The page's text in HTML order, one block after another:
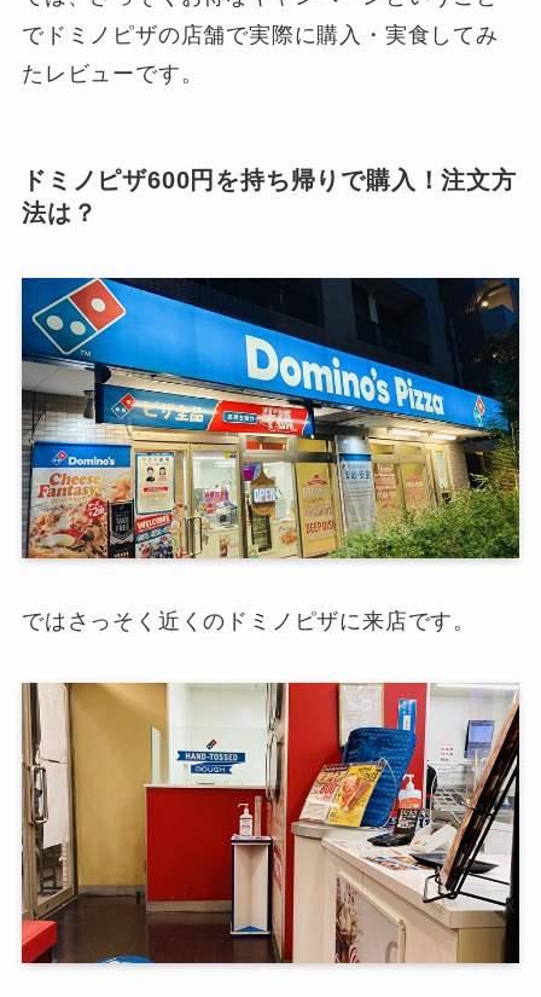
でドミノピザの店舗で実際に購入・実食してみ
たレビューです。
ドミノピザ600円を持ち帰りで購入！注文方
法は？
ではさっそく近くのドミノピザに来店です。